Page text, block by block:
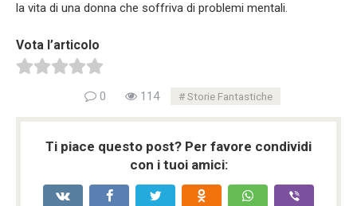
la vita di una donna che soffriva di problemi mentali.
Vota l’articolo
0 114 Storie Fantastiche
Ti piace questo post? Per favore condividi
con i tuoi amici: